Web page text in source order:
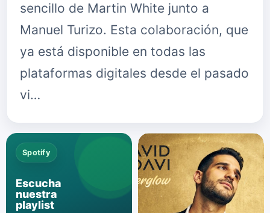
sencillo de Martin White junto a
Manuel Turizo. Esta colaboración, que
ya está disponible en todas las
plataformas digitales desde el pasado
vi…
Spotify
Escucha
nuestra
playlist